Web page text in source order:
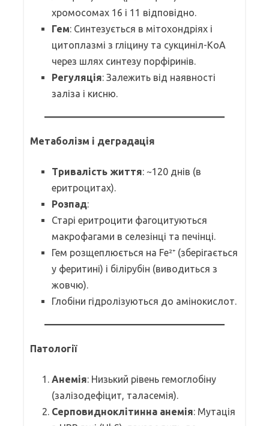
хромосомах 16 і 11 відповідно.
Гем: Синтезується в мітохондріях і
цитоплазмі з гліцину та сукциніл-КоА
через шлях синтезу порфіринів.
Регуляція: Залежить від наявності
заліза і кисню.
Метаболізм і деградація
Тривалість життя: ~120 днів (в
еритроцитах).
Розпад:
Старі еритроцити фагоцитуються
макрофагами в селезінці та печінці.
Гем розщеплюється на Fe²⁺ (зберігається
у феритині) і білірубін (виводиться з
жовчю).
Глобіни гідролізуються до амінокислот.
Патології
Анемія: Низький рівень гемоглобіну
(залізодефіцит, таласемія).
Серповидноклітинна анемія: Мутація